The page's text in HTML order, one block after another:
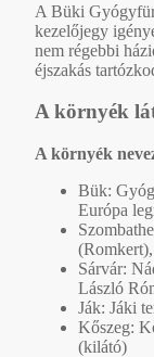
A Büki
kezelőjegy
nem régebbi
éjszakás
A környék
A környék
Bük:
Európa
Sárvár:
László
Ják: Jáki
Kőszeg:
(kilátó)